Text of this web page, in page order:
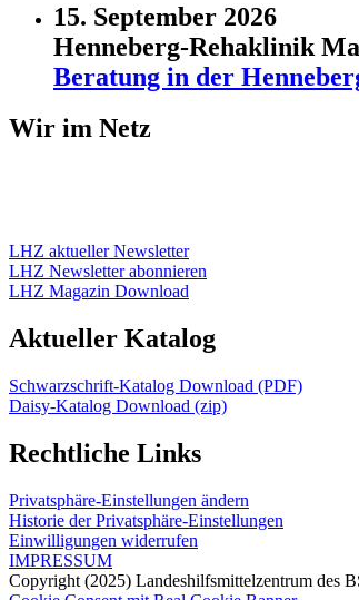
15. September 2026
Henneberg-Rehaklinik
Beratung in der
Wir im Netz
LHZ aktueller Newsletter
LHZ Newsletter abonnieren
LHZ Magazin Download
Aktueller Katalog
Schwarzschrift-Katalog Download (PDF)
Daisy-Katalog Download (zip)
Rechtliche Links
Privatsphäre-Einstellungen ändern
Historie der Privatsphäre-Einstellungen
Einwilligungen widerrufen
IMPRESSUM
Copyright (2025) Landeshilfsmittelzentrum des